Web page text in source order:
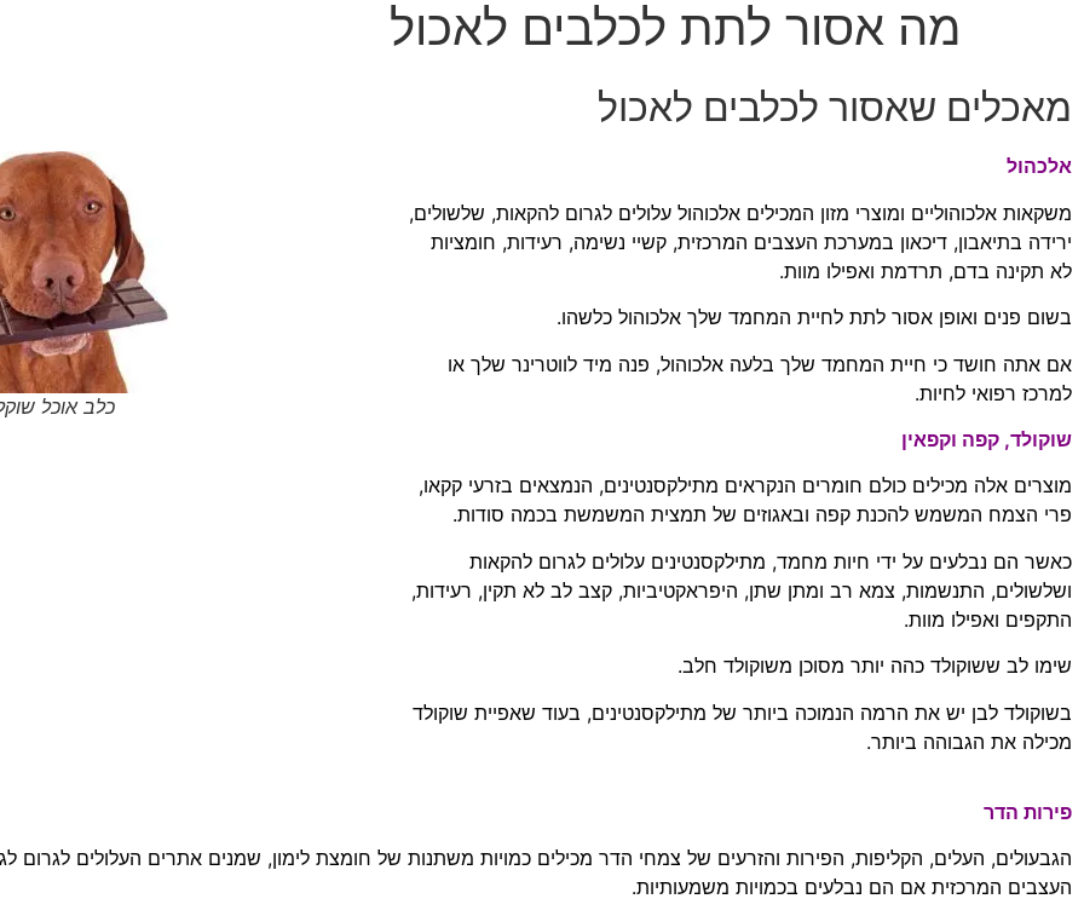
מה אסור לתת לכלבים לאכול
מאכלים שאסור לכלבים לאכול
אלכהול
משקאות אלכוהוליים ומוצרי מזון המכילים אלכוהול עלולים לגרום להקאות, שלשולים,
ירידה בתיאבון, דיכאון במערכת העצבים המרכזית, קשיי נשימה, רעידות, חומציות
לא תקינה בדם, תרדמת ואפילו מוות.
בשום פנים ואופן אסור לתת לחיית המחמד שלך אלכוהול כלשהו.
אם אתה חושד כי חיית המחמד שלך בלעה אלכוהול, פנה מיד לווטרינר שלך או
למרכז רפואי לחיות.
שוקולד, קפה וקפאין
מוצרים אלה מכילים כולם חומרים הנקראים מתילקסנטינים, הנמצאים בזרעי קקאו,
פרי הצמח המשמש להכנת קפה ובאגוזים של תמצית המשמשת בכמה סודות.
כאשר הם נבלעים על ידי חיות מחמד, מתילקסנטינים עלולים לגרום להקאות
ושלשולים, התנשמות, צמא רב ומתן שתן, היפראקטיביות, קצב לב לא תקין, רעידות,
התקפים ואפילו מוות.
שימו לב ששוקולד כהה יותר מסוכן משוקולד חלב.
בשוקולד לבן יש את הרמה הנמוכה ביותר של מתילקסנטינים, בעוד שאפיית שוקולד
מכילה את הגבוהה ביותר.
כלב אוכל
פירות הדר
הגבעולים, העלים, הקליפות, הפירות והזרעים של צמחי הדר מכילים כמויות משתנות של חומצת לימון, שמנים אתרים העלולים לגרום
העצבים המרכזית אם הם נבלעים בכמויות משמעותיות.